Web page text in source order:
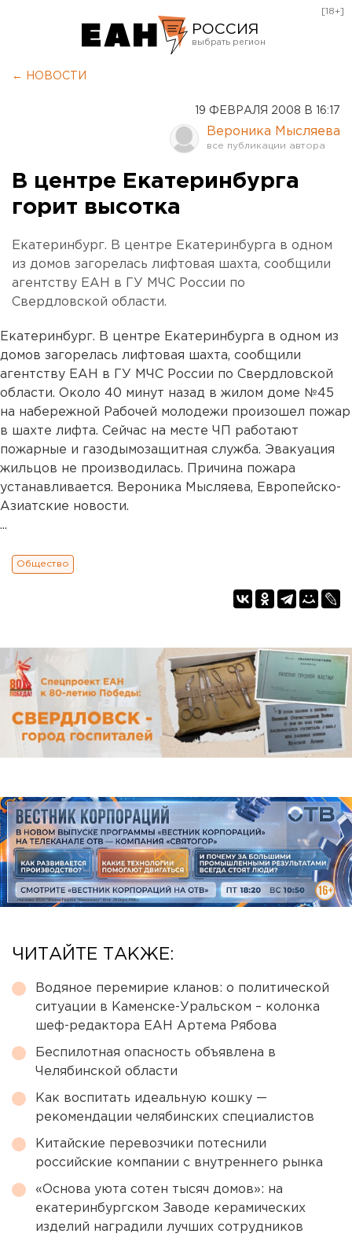
РОССИЯ
Оренбург
[18+]
← НОВОСТИ
19 ФЕВРАЛЯ 2008 В 16:17
Вероника Мысляева
В центре Екатеринбурга
горит высотка
Екатеринбург. В центре Екатеринбурга в одном
из домов загорелась лифтовая шахта, сообщили
агентству ЕАН в ГУ МЧС России по
Свердловской области.
Екатеринбург. В центре Екатеринбурга в одном из
домов загорелась лифтовая шахта, сообщили
агентству ЕАН в ГУ МЧС России по Свердловской
области. Около 40 минут назад в жилом доме №45
на набережной Рабочей молодежи произошел пожар
в шахте лифта. Сейчас на месте ЧП работают
пожарные и газодымозащитная служба. Эвакуация
жильцов не производилась. Причина пожара
устанавливается. Вероника Мысляева, Европейско-
Азиатские новости.
...
Общество
ЧИТАЙТЕ ТАКЖЕ:
Водяное перемирие кланов: о политической
ситуации в Каменске-Уральском – колонка
шеф-редактора ЕАН Артема Рябова
Беспилотная опасность объявлена в
Челябинской области
Как воспитать идеальную кошку —
рекомендации челябинских специалистов
Китайские перевозчики потеснили
российские компании с внутреннего рынка
«Основа уюта сотен тысяч домов»: на
екатеринбургском Заводе керамических
изделий наградили лучших сотрудников